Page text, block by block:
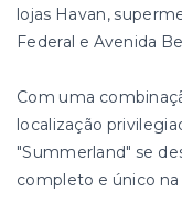
lojas Havan,
Federal e Avenida
Com uma
localização
"Summerland" se
completo e único na